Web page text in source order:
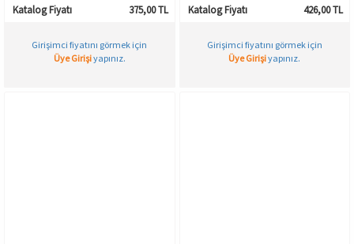
Katalog Fiyatı 375,00 TL
Girişimci fiyatını görmek için
Üye Girişiyapınız.
Katalog Fiyatı 426,00 TL
Girişimci fiyatını görmek için
Üye Girişiyapınız.